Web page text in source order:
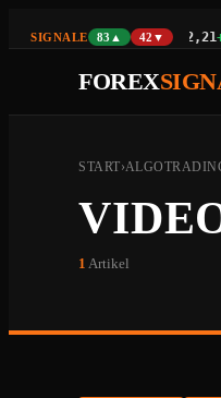
SIGNALE 83▲ 42▼
+0,23% NAS10029.742,21
FOREX
START›
1 Artikel